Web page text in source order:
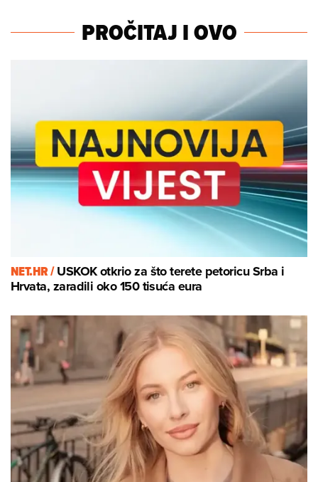
PROČITAJ I OVO
NET.HR /USKOK otkrio za što terete petoricu Srba i
Hrvata, zaradili oko 150 tisuća eura